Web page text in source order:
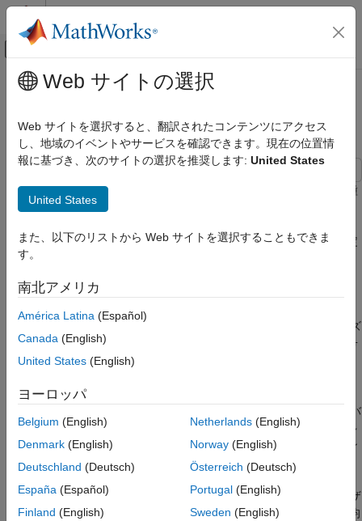
コンテンツへスキップ
オフキャンバス ナビゲーション メ
ドキュメンテーションのホーム
Communications Toolbox
PHY コンポーネント
項目一覧
コードの構成
適応イコライザー パラメーター
MLSE イコライザーとチャネル推定パラメー
RLS および LMS 線形および DFE イコライ
ザー オブジェクトの構築
判定フィードバック イコライザー
完全なチャネル認識の理想的な MLSE イコ
ライザー
不完全なチャネル推定の MLSE イコライザ
ー
メインコンテンツ
さまざまなイコライザーの BER 性
能
この例では、パスバンドにヌル値をもつ静的チャネルにある数種
類のイコライザーの BER 性能を示します。この例は、線形イコ
(DFE) オブジェクトを構築し、実行します。また、最尤系列推定
(MLSE) イコライザーを初期化し、起動します。MLSE イコライ
やすいが不完全なチャネル推定法が呼び出されます。
シミュレーションが進むと、BER プロットを更新してイコライズ
方法の比較分析を行います。また、線形にイコライズされた信号
と DFE でイコライズされた信号の信号スペクトルも示します。
MLSE アルゴリズムと DFE アルゴリズムの両方にバースト誤り
が発生することを示します。特に、DFE の誤り性能はフィードバ
ックされた正しいビットよりも検出されたビットでバーストが多
くなります。最後に、"不完全な" MLSE 部分のシミュレーション
時に、推定チャネル応答が示され動的に更新されます。
この例を実行するために、チャネル インパルス応答、イコライザ
ーのタップ重みの数、再帰的最小二乗 (RLS) 忘却係数、最小平均
Web サイトの選択
Web サイトを選択すると、翻訳されたコンテンツにアクセス
し、地域のイベントやサービスを確認できます。現在の位置情
報に基づき、次のサイトの選択を推奨します: United States
United States
また、以下のリストから Web サイトを選択することもできま
す。
南北アメリカ
América Latina (Español)
Canada (English)
United States (English)
ヨーロッパ
Belgium (English)
Denmark (English)
Deutschland (Deutsch)
España (Español)
Finland (English)
Netherlands(English)
Norway(English)
Österreich (Deutsch)
Portugal(English)
Sweden (English)